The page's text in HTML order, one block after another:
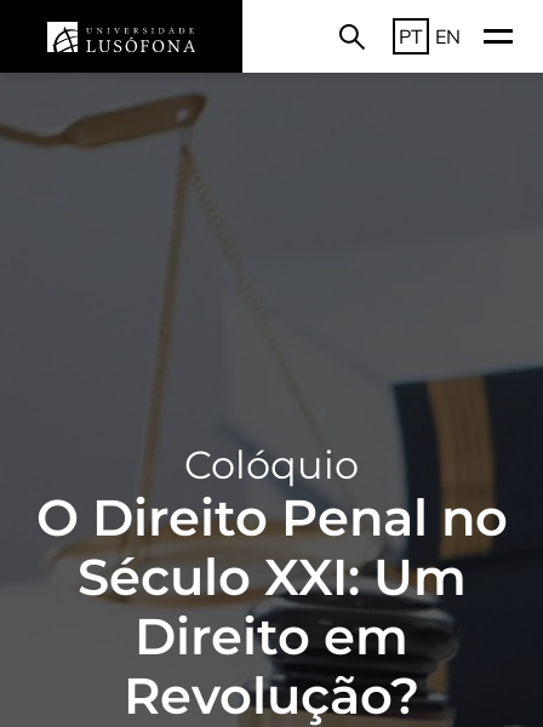
PT EN
Colóquio
O Direito Penal no
Século XXI: Um
Direito em
Revolução?